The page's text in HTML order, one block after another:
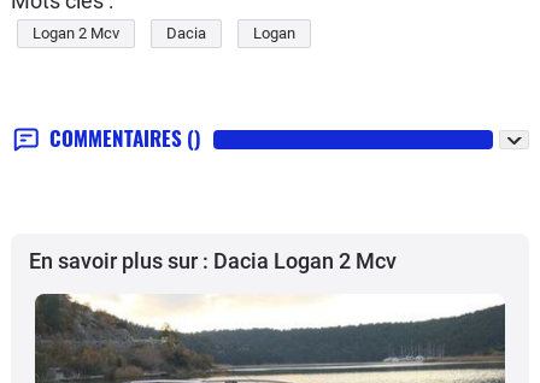
Logan 2 Mcv Dacia Logan
COMMENTAIRES ()
En savoir plus sur : Dacia Logan 2 Mcv